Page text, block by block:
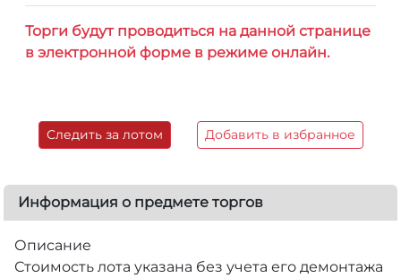
Торги будут проводиться на данной странице
в электронной форме в режиме онлайн.
Следить за лотом Добавить в избранное
Информация о предмете торгов
Описание
Стоимость лота указана без учета его демонтажа